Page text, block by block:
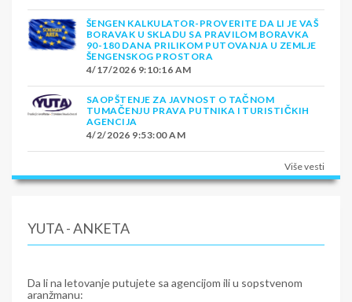
ŠENGEN KALKULATOR-PROVERITE DA LI JE VAŠ
BORAVAK U SKLADU SA PRAVILOM BORAVKA
90-180 DANA PRILIKOM PUTOVANJA U ZEMLJE
ŠENGENSKOG PROSTORA
4/17/2026 9:10:16 AM
SAOPŠTENJE ZA JAVNOST O TAČNOM
TUMAČENJU PRAVA PUTNIKA I TURISTIČKIH
AGENCIJA
4/2/2026 9:53:00 AM
Više vesti
YUTA - ANKETA
Da li na letovanje putujete sa agencijom ili u sopstvenom
aranžmanu: